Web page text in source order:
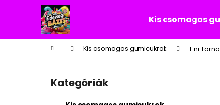
tartalomhoz
Kis csomagos
KezdőlapKis csomagos gumicukrok Fini
Kategóriák
átugrása
Kategóriák
á
Vissza
a boltba
Vissza
a boltba